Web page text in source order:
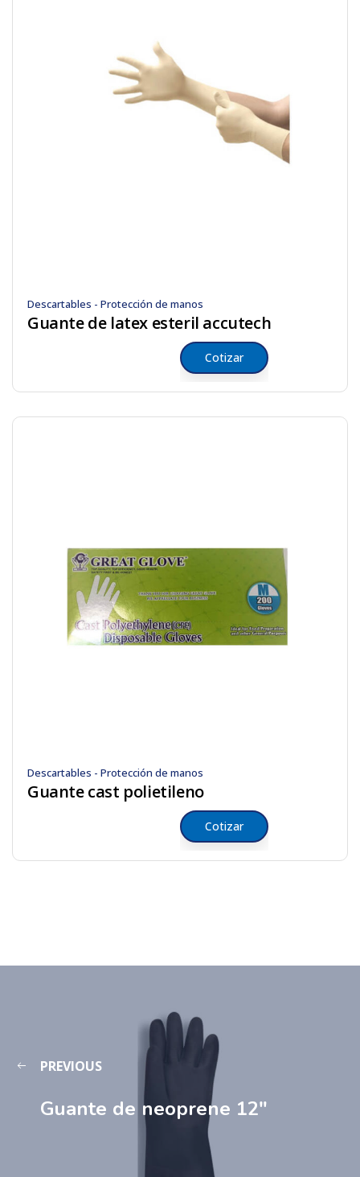
Descartables - Protección de manos
Guante de latex esteril accutech
Cotizar
Descartables - Protección de manos
Guante cast polietileno
Cotizar
PREVIOUS
Guante de neoprene 12″